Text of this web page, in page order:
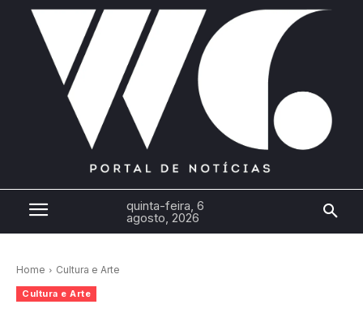
quinta-feira, 6
agosto, 2026
Home Cultura e Arte
Cultura e Arte